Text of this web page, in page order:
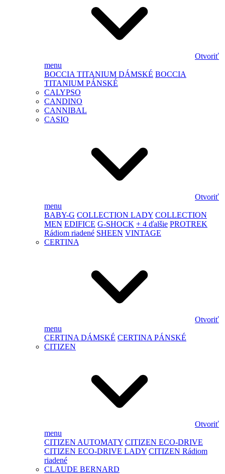
Otvoriť
menu
BOCCIA TITANIUM DÁMSKÉ BOCCIA
TITANIUM PÁNSKÉ
CALYPSO
CANDINO
CANNIBAL
CASIO
Otvoriť
menu
BABY-G COLLECTION LADY COLLECTION
MEN EDIFICE G-SHOCK + 4 ďalšie PROTREK
Rádiom riadené SHEEN VINTAGE
CERTINA
Otvoriť
menu
CERTINA DÁMSKÉ CERTINA PÁNSKÉ
CITIZEN
Otvoriť
menu
CITIZEN AUTOMATY CITIZEN ECO-DRIVE
CITIZEN ECO-DRIVE LADY CITIZEN Rádiom
riadené
CLAUDE BERNARD